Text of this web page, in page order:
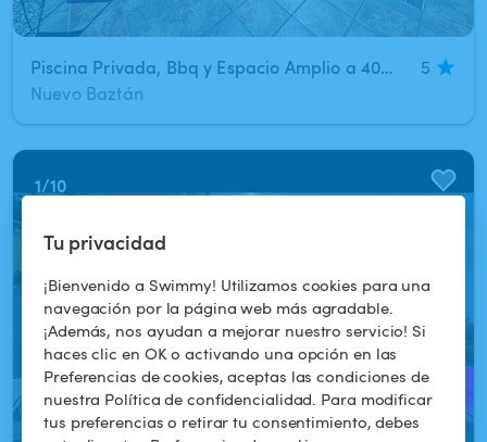
Tu privacidad
¡Bienvenido a Swimmy! Utilizamos cookies para una
navegación por la página web más agradable.
¡Además, nos ayudan a mejorar nuestro servicio! Si
haces clic en OK o activando una opción en las
Preferencias de cookies, aceptas las condiciones de
nuestra Política de confidencialidad. Para modificar
tus preferencias o retirar tu consentimiento, debes
Piscina Privada, Bbq y Espacio Amplio a 40min de Madrid☀️
5
Nuevo Baztán
1/10